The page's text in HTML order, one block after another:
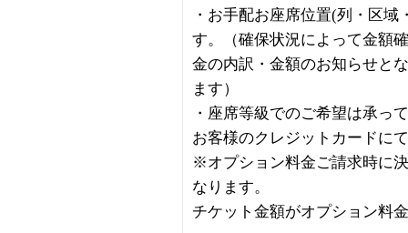
・お手配お座席位置(列・区
す。（確保状況によって金額
金の内訳・金額のお知らせと
ます）
・座席等級でのご希望は承っ
お客様のクレジットカードに
※オプション料金ご請求時に
なります。
チケット金額がオプション料